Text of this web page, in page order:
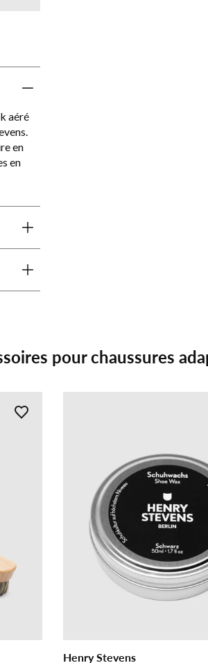
aéré
en
en
pour chaussures
Henry Stevens